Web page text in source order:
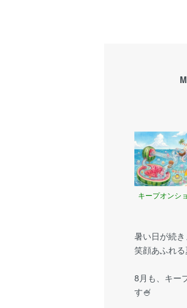
キープオンシ
暑い日が続き
笑顔あふれ
8月も、キー
す🍧